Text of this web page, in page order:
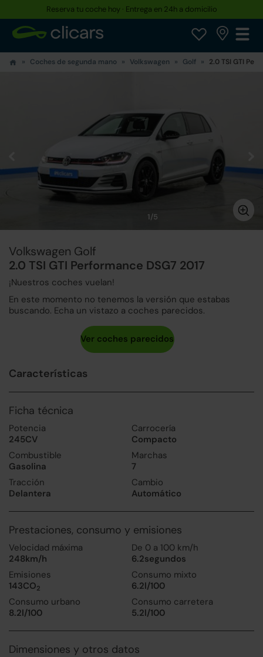
Reserva tu coche hoy · Entrega en 24h a domicilio
Coches de segunda mano Volkswagen Golf 2.0 TSI GTI
1/5
Volkswagen Golf
2.0 TSI GTI Performance DSG7 2017
¡Nuestros coches vuelan!
En este momento no tenemos la versión que estabas
buscando. Echa un vistazo a coches parecidos.
Características
Ficha técnica
Potencia
245CV
Carrocería
Compacto
Combustible
Gasolina
Marchas
7
Tracción
Delantera
Cambio
Automático
Prestaciones, consumo y emisiones
Velocidad máxima
248km/h
De 0 a 100 km/h
6.2segundos
Emisiones
143CO2
Consumo mixto
6.2l/100
Consumo urbano
8.2l/100
Consumo carretera
5.2l/100
Dimensiones y otros datos